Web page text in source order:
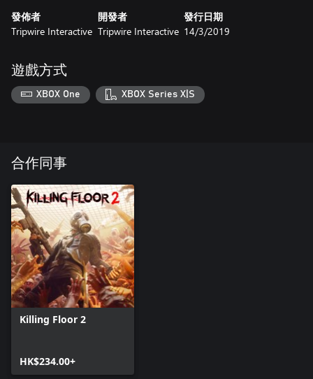
發佈者
Tripwire Interactive
開發者
Tripwire Interactive
發行日期
14/3/2019
遊戲方式
XBOX One XBOX Series X|S
合作同事
Killing Floor 2
HK$234.00+